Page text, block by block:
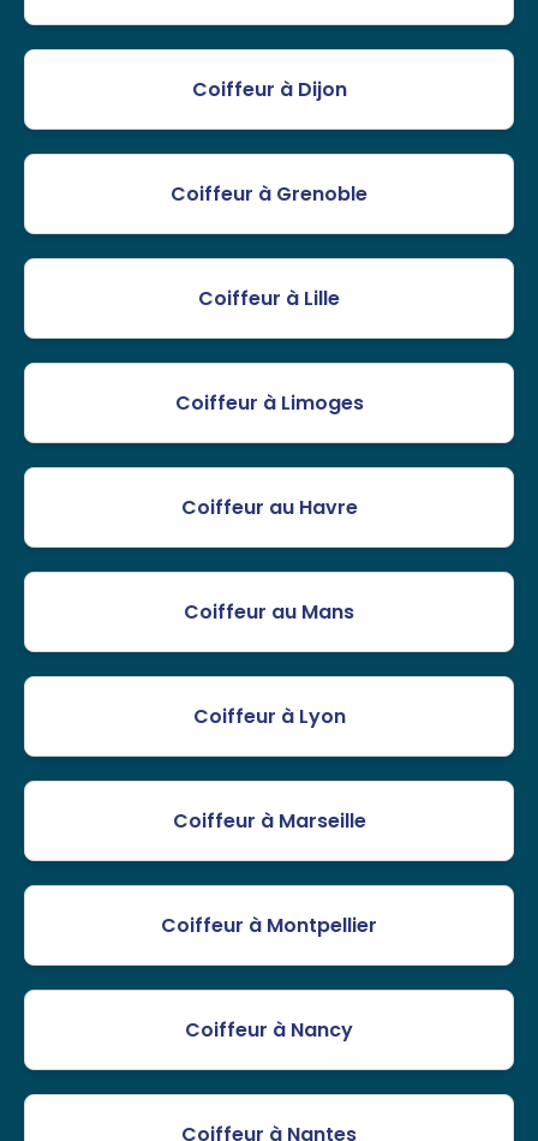
Coiffeur à Dijon
Coiffeur à Grenoble
Coiffeur à Lille
Coiffeur à Limoges
Coiffeur au Havre
Coiffeur au Mans
Coiffeur à Lyon
Coiffeur à Marseille
Coiffeur à Montpellier
Coiffeur à Nancy
Coiffeur à Nantes